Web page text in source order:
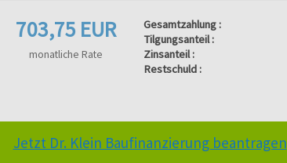
703,75 EUR
monatliche Rate
Gesamtzahlung :
Tilgungsanteil :
Zinsanteil :
Restschuld :
Jetzt Dr. Klein Baufinanzierung beantragen